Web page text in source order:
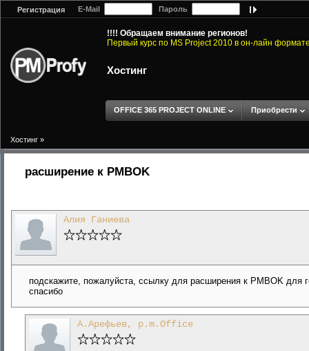
Регистрация E-Mail Пароль
!!!! Обращаем внимание регионов!
Первый курс по MS Project 2010 в он-лайн
Хостинг
OFFICE 365 PROJECT ONLINE Приобрести
Хостинг »
расширение к PMBOK
Алия Ганиева
подскажите, пожалуйста, ссылку для расширения к PMBOK для
спасибо
А.Арефьев, p.m.Office